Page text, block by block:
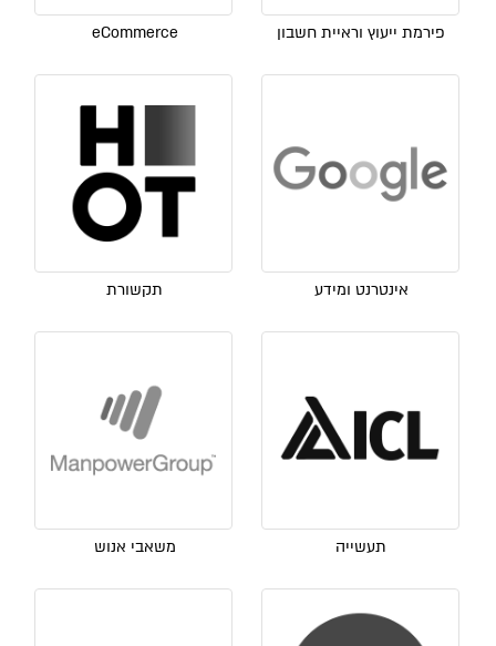
פירמת ייעוץ וראיית חשבון eCommerce
אינטרנט ומידע תקשורת
תעשייה משאבי אנוש